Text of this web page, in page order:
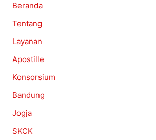
Malam
Murah
Beranda
Tentang
Layanan
Apostille
Konsorsium
Bandung
Jogja
SKCK